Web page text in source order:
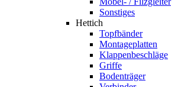
Sonstiges
Hettich
Topfbänder
Montageplatten
Klappenbeschläge
Griffe
Bodenträger